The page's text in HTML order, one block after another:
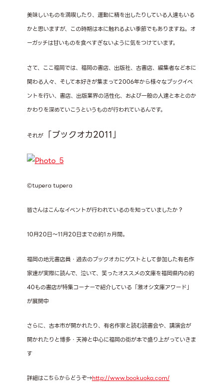
美味しいものを満喫したり、運動に精を出したりしている人達もいる
かと思いますが、この時期は本に触れるよい季節でもありますね。オ
ーガッチは甘いものを食べすぎないように気をつけています。
さて、ここ福岡では、福岡の書店、出版社、古書店、編集者など本に
関わる人々、そして本好きが集まって2006年から様々なブックイベ
ントを行い、書店、出版業界の活性化、および一般の人達と本とのか
かわりを深めていこうというものが行われているんです。
それが「ブックオカ2011」
©tupera tupera
皆さんはこんなイベントが行われているのを知っていましたか？
10月20日～11月20日までの約1ヵ月間。
福岡の地元書店員・過去のブックオカにゲストとして参加した有名作
家達が実際に読んで、泣いて、笑ったオススメの文庫を福岡県内の約
40もの書店が特集コーナーで紹介している「激オシ文庫アワード」
が展開中
さらに、古本市が開かれたり、有名作家と読む読書会や、講演会が
開かれたりと博多・天神と中心に福岡の街が本で盛り上がっていきま
す
詳細はこちらからどうぞ→http://www.bookuoka.com/